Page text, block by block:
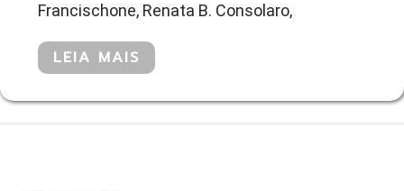
Francischone, Renata B. Consolaro,
LEIA MAIS